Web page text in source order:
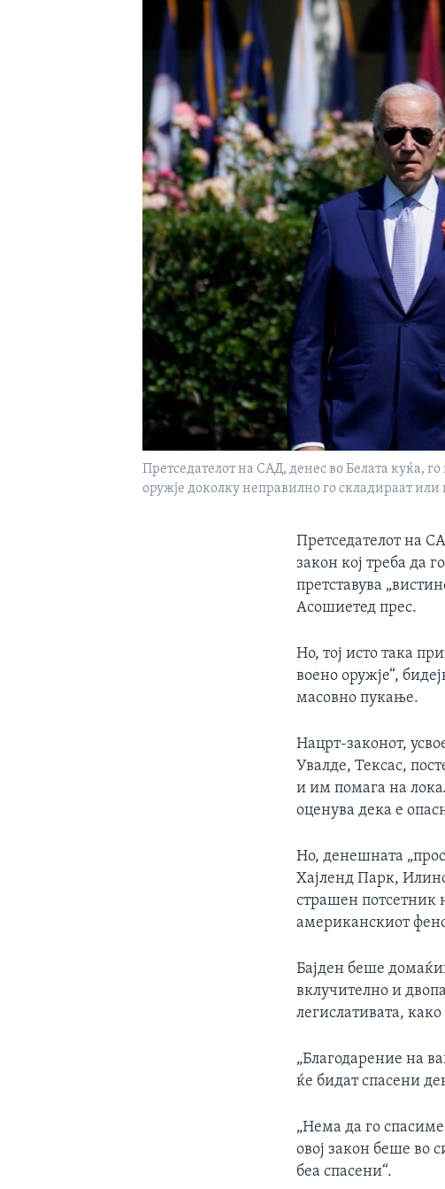
Претседателот на САД, денес во Белата куќа,
оружје доколку неправилно го складираат или
Претседателот на
закон кој треба да
претставува
Асошиетед прес.
Но, тој исто така
воено оружје“,
масовно пукање.
Нацрт-законот,
Увалде, Тексас,
и им помага на
оценува дека е
Но, денешната
Хајленд Парк,
страшен потсетник
американскиот
Бајден беше
вклучително и
легислативата,
„Благодарение на
ќе бидат спасени
„Нема да го
овој закон беше во
беа спасени“.